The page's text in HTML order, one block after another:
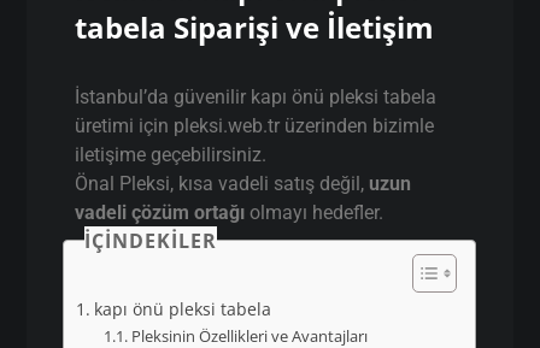
tabela Siparişi ve İletişim
İstanbul’da güvenilir kapı önü pleksi tabela
üretimi için pleksi.web.tr üzerinden bizimle
iletişime geçebilirsiniz.
Önal Pleksi, kısa vadeli satış değil, uzun
vadeli çözüm ortağı olmayı hedefler.
İÇINDEKILER
kapı önü pleksi tabela
Pleksinin Özellikleri ve Avantajları